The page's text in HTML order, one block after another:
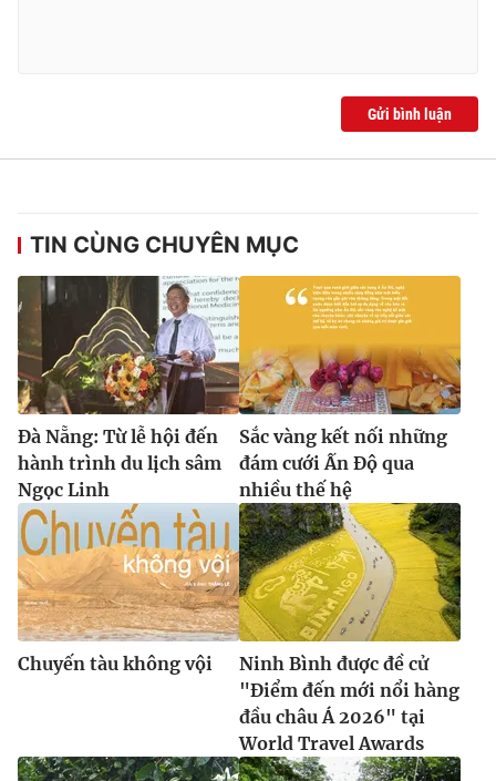
Gửi bình luận
TIN CÙNG CHUYÊN MỤC
Đà Nẵng: Từ lễ hội đến
hành trình du lịch sâm
Ngọc Linh
Sắc vàng kết nối những
đám cưới Ấn Độ qua
nhiều thế hệ
Chuyến tàu không vội
Ninh Bình được đề cử
"Điểm đến mới nổi hàng
đầu châu Á 2026" tại
World Travel Awards